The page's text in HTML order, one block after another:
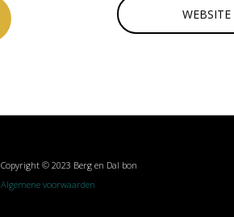
WEBSITE
Copyright © 2023 Berg en Dal bon
Algemene voorwaarden